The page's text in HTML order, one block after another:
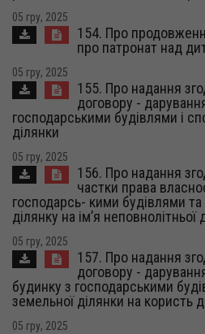
05 гру, 2025
154. Про
про патронат над
05 гру, 2025
155. Про надання
договору -
господарськими будівлями і
ділянки
05 гру, 2025
156. Про надання
частки права
господарсь- кими будівлями
ділянку на ім’я неповнолітньої
05 гру, 2025
157. Про надання
договору -
будинку з господарськими
земельної ділянки на користь
05 гру, 2025